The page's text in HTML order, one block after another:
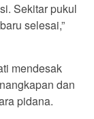
Sekitar pukul
selesai,”
mendesak
dan
pidana.